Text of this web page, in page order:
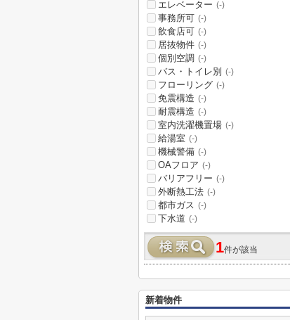
エレベーター (-)
事務所可 (-)
飲食店可 (-)
居抜物件 (-)
個別空調 (-)
バス・トイレ別 (-)
フローリング (-)
免震構造 (-)
耐震構造 (-)
室内洗濯機置場 (-)
給湯室 (-)
機械警備 (-)
OAフロア (-)
バリアフリー (-)
外断熱工法 (-)
都市ガス (-)
下水道 (-)
1件が該当
新着物件